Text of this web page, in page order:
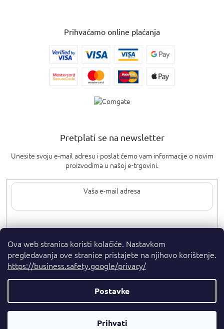
Ova web stranica koristi kolačiće. Nastavkom
pregledavanja ove stranice pristajete na njihovo korištenje.
https://business.safety.google/privacy/
Postavke
Prihvati
Prihvaćamo online plaćanja
Pretplati se na newsletter
Unesite svoju e-mail adresu i poslat ćemo vam informacije o novim
proizvodima u našoj e-trgovini.
Upisom svoje e-pošte pristajete nauvjete privatnosti.
Kreirao Shoptet Premium
Autorska prava 2026Parfumshop.hr. Sva prava pridržana.